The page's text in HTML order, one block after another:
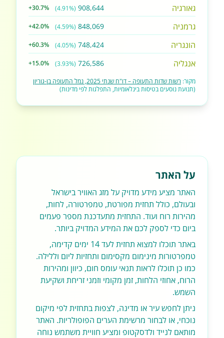
גאורגיה 908,644
(4.91%)
+30.7%
גרמניה 848,069
(4.59%)
+42.0%
הונגריה 748,424
(4.05%)
+60.3%
אנגליה 726,586
(3.93%)
+15.0%
מקור: רשות שדות התעופה – דו"ח שנתי 2025, נמל התעופה בן-גוריון
(תנועת נוסעים בטיסות בינלאומיות, התפלגות לפי מדינות)
על האתר
האתר מציע מידע מדויק על מזג האוויר בישראל
ובעולם, כולל תחזית מפורטת, טמפרטורה, לחות,
מהירות רוח ועוד. התחזית מתעדכנת מספר פעמים
ביום כדי לספק לכם את המידע המדויק ביותר.
באתר תוכלו למצוא תחזית לעד 14 ימים קדימה,
טמפרטורות מינימום מקסימום ותחזיות ליום וללילה.
כמו כן תוכלו לראות תנאי עומס חום, כיוון ומהירות
הרוח, אחוזי הלחות, זמן מקומי וזמני זריחת ושקיעת
השמש.
ניתן לחפש עיר או מדינה, לצפות בתחזית לפי מיקום
נוכחי, או לבחור מרשימת הערים הפופולריות. האתר
מותאם לנייד ולדסקטופ ומציע חוויית משתמש נוחה